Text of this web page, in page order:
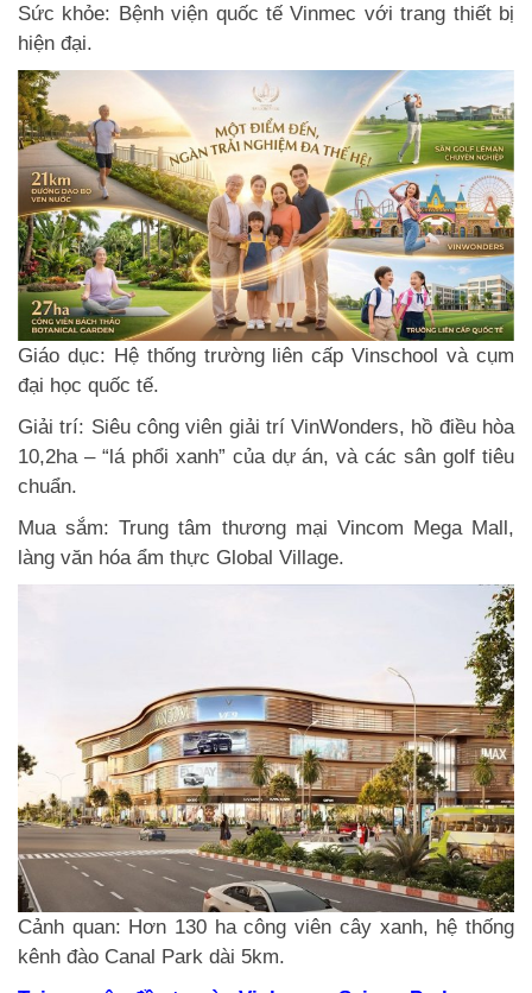
Sức khỏe: Bệnh viện quốc tế Vinmec với trang thiết bị
hiện đại.
Giáo dục: Hệ thống trường liên cấp Vinschool và cụm
đại học quốc tế.
Giải trí: Siêu công viên giải trí VinWonders, hồ điều hòa
10,2ha – “lá phổi xanh” của dự án, và các sân golf tiêu
chuẩn.
Mua sắm: Trung tâm thương mại Vincom Mega Mall,
làng văn hóa ẩm thực Global Village.
Cảnh quan: Hơn 130 ha công viên cây xanh, hệ thống
kênh đào Canal Park dài 5km.